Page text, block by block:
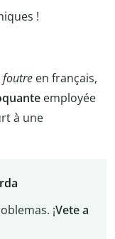
!
foutre en français,
employée
à une
¡Vete a